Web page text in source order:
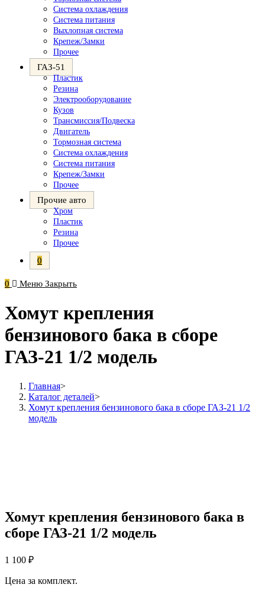
Система охлаждения
Система питания
Выхлопная система
Крепеж/Замки
Прочее
ГАЗ-51
Пластик
Резина
Электрооборудование
Кузов
Трансмиссия/Подвеска
Двигатель
Тормозная система
Система охлаждения
Система питания
Крепеж/Замки
Прочее
Прочие авто
Хром
Пластик
Резина
Прочее
0
0 Меню Закрыть
Хомут крепления
бензинового бака в сборе
ГАЗ-21 1/2 модель
Главная>
Каталог деталей>
Хомут крепления бензинового бака в сборе ГАЗ-21 1/2
модель
Хомут крепления бензинового бака в
сборе ГАЗ-21 1/2 модель
1 100 ₽
Цена за комплект.